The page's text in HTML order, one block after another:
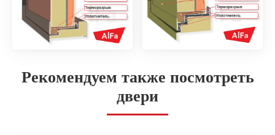
Рекомендуем также посмотреть
двери